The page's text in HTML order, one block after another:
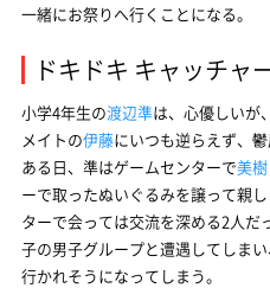
一緒にお祭りへ行くことになる。
ドキドキ キャッチャ
小学4年生の渡辺準は、心優しいが
メイトの伊藤にいつも逆らえず、
ある日、準はゲームセンターで美樹
ーで取ったぬいぐるみを譲って親
ターで会っては交流を深める2人だ
子の男子グループと遭遇してしま
行かれそうになってしまう。